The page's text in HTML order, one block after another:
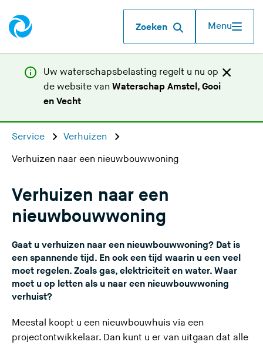
Zoeken Menu
Uw waterschapsbelasting regelt u nu op
de website van Waterschap Amstel, Gooi
en Vecht(
r
a
a
t
e
z
e
t
e
Service
Verhuizen
Verhuizen naar een nieuwbouwwoning
Verhuizen naar een
nieuwbouwwoning
Gaat u verhuizen naar een nieuwbouwwoning? Dat is
een spannende tijd. En ook een tijd waarin u een veel
moet regelen. Zoals gas, elektriciteit en water. Waar
moet u op letten als u naar een nieuwbouwwoning
verhuist?
Meestal koopt u een nieuwbouwhuis via een
projectontwikkelaar. Dan kunt u er van uitgaan dat alle